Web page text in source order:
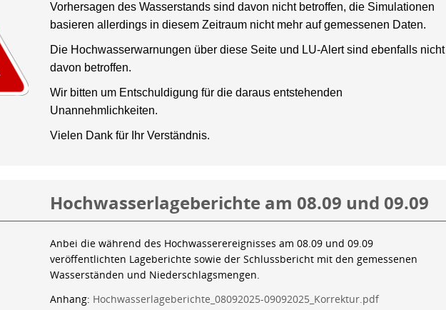
Vorhersagen des Wasserstands sind davon nicht betroffen, die Simulationen
basieren allerdings in diesem Zeitraum nicht mehr auf gemessenen Daten.
Die Hochwasserwarnungen über diese Seite und LU-Alert sind ebenfalls nicht
davon betroffen.
Wir bitten um Entschuldigung für die daraus entstehenden
Unannehmlichkeiten.
Vielen Dank für Ihr Verständnis.
Hochwasserlageberichte am 08.09 und 09.09
Anbei die während des Hochwasserereignisses am 08.09 und 09.09
veröffentlichten Lageberichte sowie der Schlussbericht mit den gemessenen
Wasserständen und Niederschlagsmengen.
Anhang: Hochwasserlageberichte_08092025-09092025_Korrektur.pdf